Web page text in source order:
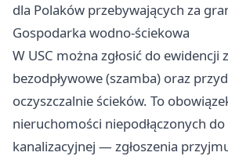
dla Polaków przebywających za
Gospodarka wodno-ściekowa
W USC można zgłosić do ewidencji
bezodpływowe (szamba) oraz
oczyszczalnie ścieków. To
nieruchomości niepodłączonych do
kanalizacyjnej — zgłoszenia